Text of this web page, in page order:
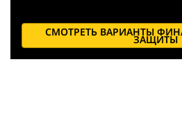
СМОТРЕТЬ ВАРИАНТЫ
ЗАЩИТЫ